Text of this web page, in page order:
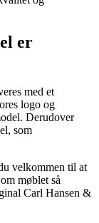
er
med et
logo og
Derudover
som
velkommen til at
møblet så
Carl Hansen &